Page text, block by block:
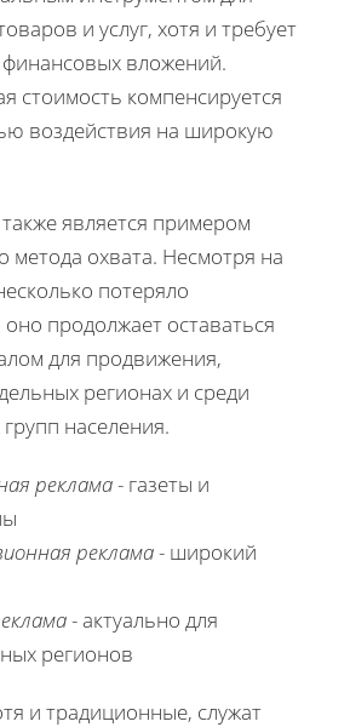
и услуг, хотя и требует
вложений.
стоимость компенсируется
воздействия на широкую
является примером
метода охвата. Несмотря на
потеряло
продолжает оставаться
для продвижения,
регионах и среди
населения.
реклама- газеты и
реклама- широкий
- актуально для
регионов
и традиционные, служат